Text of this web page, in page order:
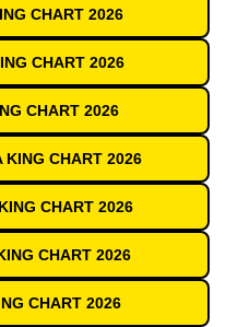
CHART 2026
CHART 2026
CHART 2026
KING CHART 2026
CHART 2026
CHART 2026
CHART 2026